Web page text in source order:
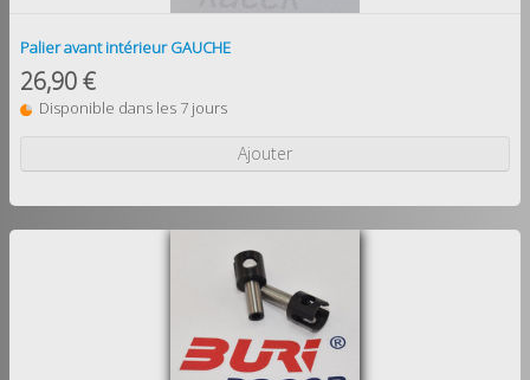
Palier avant intérieur GAUCHE
26,90 €
Disponible dans les 7 jours
Ajouter